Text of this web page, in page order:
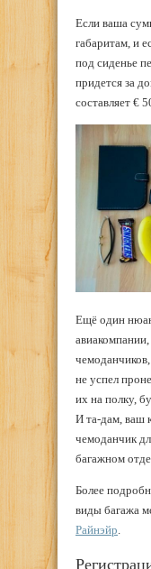
Если ваша
габаритам, и
под сиденье
придется за
составляет €
Ещё один
чемоданчиков,
не успел
их на полку,
И та-дам, ваш
чемоданчик
багажном
Более
виды багажа
Райнэйр.